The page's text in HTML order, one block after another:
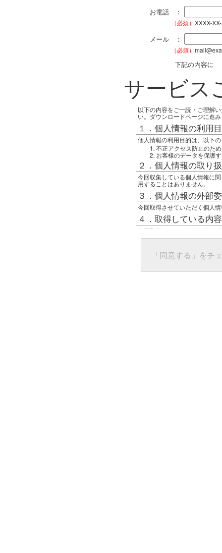
お電話 ：
（必須） XXXX-
メール ：
（必須）
下記の内容に
サービス
以下の内容をご一読・ご理解
い。ダウンロードページに進
１．個人情報の利用
個人情報の利用目的は、以下
不正アクセス防止のため
お客様のデータを保護
２．個人情報の取り
今回収集している個人情報に
用することはありません。
３．個人情報の外部
今回取得させていただく個人
４．取得している内
今回取得している個人情報は
任意の名前
グローバルIPアドレス
接続ホスト情報
５．個人情報に関す
「同意する」をチ